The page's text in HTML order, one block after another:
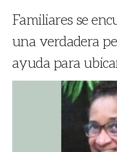
Familiares se
una verdadera
ayuda para